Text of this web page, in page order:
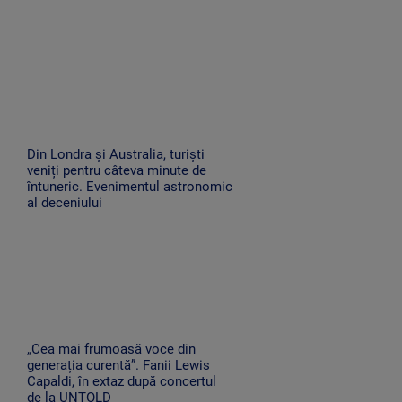
Din Londra și Australia, turiști
veniți pentru câteva minute de
întuneric. Evenimentul astronomic
al deceniului
„Cea mai frumoasă voce din
generația curentă”. Fanii Lewis
Capaldi, în extaz după concertul
de la UNTOLD